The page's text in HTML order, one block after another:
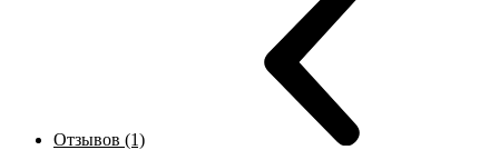
Отзывов (1)